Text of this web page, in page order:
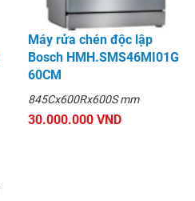
Máy rửa chén độc lập
Bosch HMH.SMS46MI01G
60CM
845Cx600Rx600S mm
30.000.000 VND